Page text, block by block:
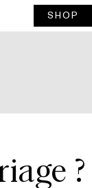
SHOP
?